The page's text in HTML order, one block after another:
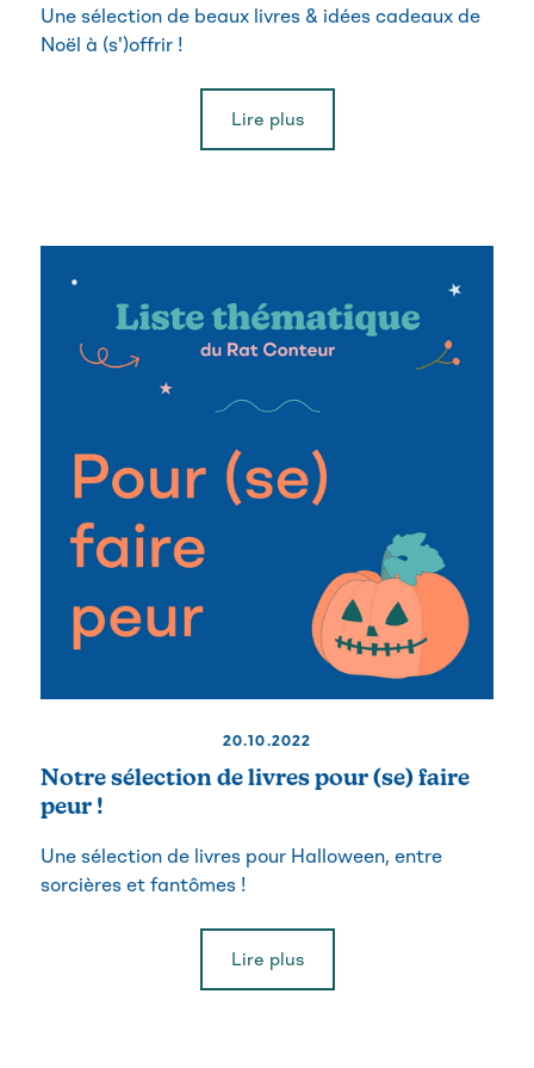
Une sélection de beaux livres & idées cadeaux de
Noël à (s')offrir !
Lire plus
20.10.2022
Notre sélection de livres pour (se) faire
peur !
Une sélection de livres pour Halloween, entre
sorcières et fantômes !
Lire plus